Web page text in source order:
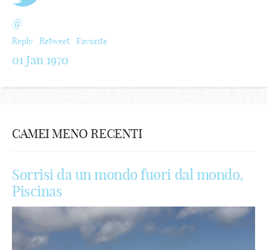
@
Reply Retweet Favorite
01 Jan 1970
CAMEI MENO RECENTI
Sorrisi da un mondo fuori dal mondo,
Piscinas